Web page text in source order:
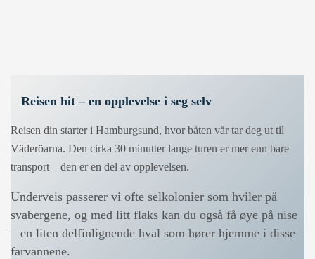
Reisen hit – en opplevelse i seg selv
Reisen din starter i Hamburgsund, hvor båten vår tar deg ut til
Väderöarna. Den cirka 30 minutter lange turen er mer enn bare
transport – den er en del av opplevelsen.
Underveis passerer vi ofte selkolonier som hviler på
svabergene, og med litt flaks kan du også få øye på nise
– en liten delfinlignende hval som hører hjemme i disse
farvannene.